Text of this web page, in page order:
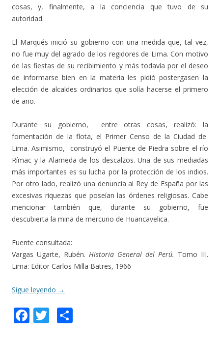
cosas, y, finalmente, a la conciencia que tuvo de su
autoridad.
El Marqués inició su gobierno con una medida que, tal vez,
no fue muy del agrado de los regidores de Lima. Con motivo
de las fiestas de su recibimiento y más todavía por el deseo
de informarse bien en la materia les pidió postergasen la
elección de alcaldes ordinarios que solía hacerse el primero
de año.
Durante su gobierno, entre otras cosas, realizó: la
fomentación de la flota, el Primer Censo de la Ciudad de
Lima. Asimismo, construyó el Puente de Piedra sobre el río
Rímac y la Alameda de los descalzos. Una de sus mediadas
más importantes es su lucha por la protección de los indios.
Por otro lado, realizó una denuncia al Rey de España por las
excesivas riquezas que poseían las órdenes religiosas. Cabe
mencionar también que, durante su gobierno, fue
descubierta la mina de mercurio de Huancavelica.
Fuente consultada:
Vargas Ugarte, Rubén. Historia General del Perú. Tomo III.
Lima: Editor Carlos Milla Batres, 1966
Sigue leyendo →
F T